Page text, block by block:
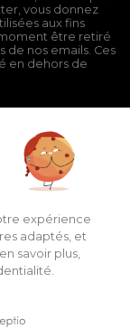
vous donnez
aux fins
être retiré
de nos emails. Ces
en dehors de